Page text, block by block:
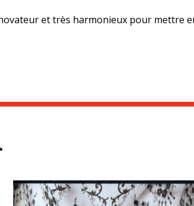
et très harmonieux pour mettre